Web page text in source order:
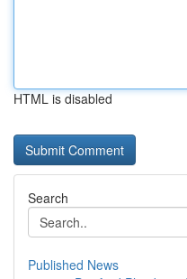
HTML is disabled
Search
Published News